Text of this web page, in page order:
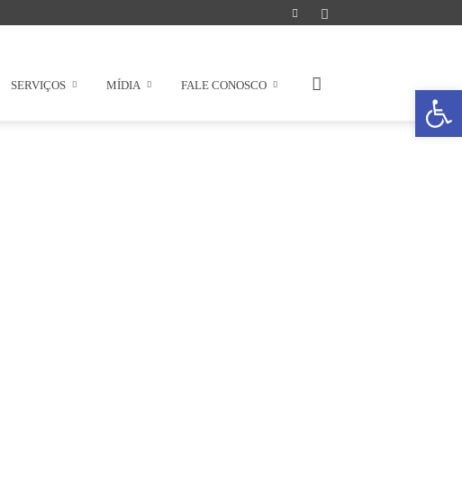
Abrir a
SERVIÇOS MÍDIA FALE CONOSCO